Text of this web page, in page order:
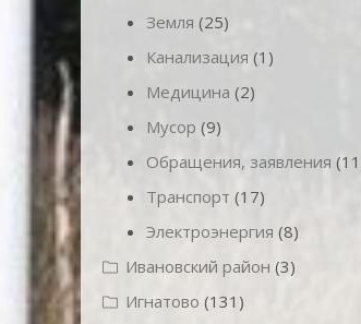
Земля (25)
Канализация (1)
Медицина (2)
Мусор (9)
Обращения, заявления
Транспорт (17)
Электроэнергия (8)
Ивановский район (3)
Игнатово (131)